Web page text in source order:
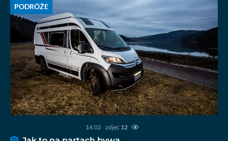
PODRÓŻE
14.02 zdjęć 12